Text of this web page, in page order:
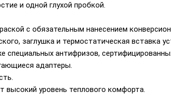
и одной глухой пробкой.
с обязательным нанесением
заглушка и термостатическая вставка
антифризов,
адаптеры.
высокий уровень теплового комфорта.